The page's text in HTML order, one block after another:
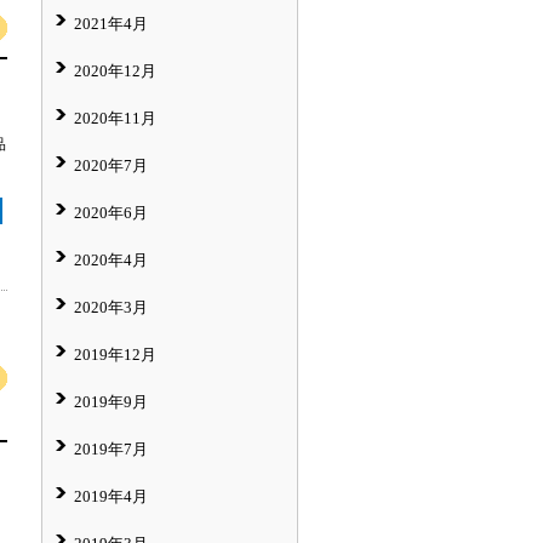
2021年4月
2020年12月
2020年11月
2020年7月
2020年6月
2020年4月
2020年3月
2019年12月
2019年9月
2019年7月
2019年4月